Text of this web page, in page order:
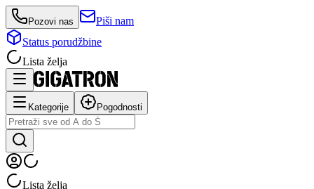
Pozovi nas
Piši nam
Status porudžbine
Lista želja
Kategorije Pogodnosti
Lista želja